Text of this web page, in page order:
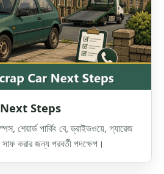
Next Steps
শেয়ার্ড পার্কিং বে, ড্রাইভওয়ে, গ্যারেজ
সাফ করার জন্য পরবর্তী পদক্ষেপ।